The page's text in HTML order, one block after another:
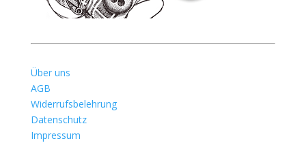
Über uns
AGB
Widerrufsbelehrung
Datenschutz
Impressum